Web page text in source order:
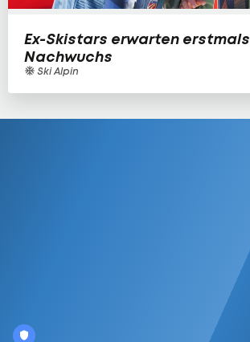
Ex-Skistars erwarten erstmals
Nachwuchs
Ski Alpin